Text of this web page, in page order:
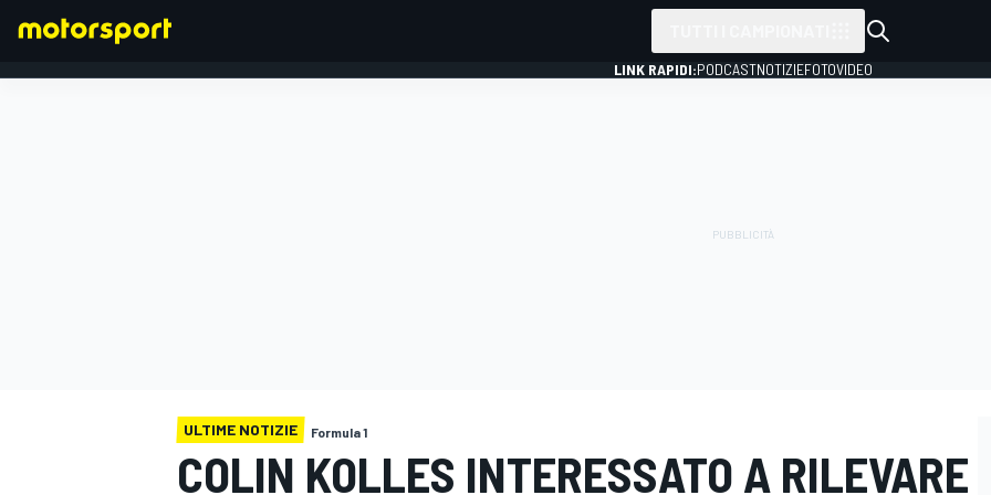
LINK RAPIDI:PODCASTNOTIZIEFOTOVIDEO
ULTIME NOTIZIE Formula 1
COLIN KOLLES INTERESSATO A RILEVARE